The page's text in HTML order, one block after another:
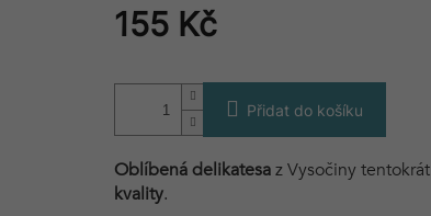
155 Kč
cena:
Přidat do košíku
Oblíbená delikatesaz Vysočiny tentokrát
kvality.